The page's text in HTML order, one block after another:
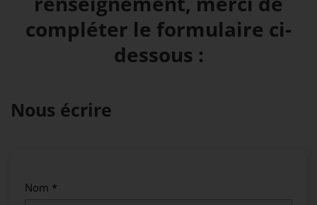
compléter le formulaire ci-
dessous :
Nous écrire
Nom *